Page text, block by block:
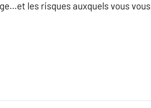
les risques auxquels vous vous